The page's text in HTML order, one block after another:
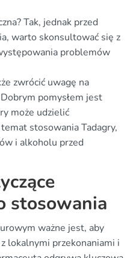
Tak, jednak przed
warto skonsultować się z
problemów
zwrócić uwagę na
pomysłem jest
może udzielić
stosowania Tadagry,
i alkoholu przed
stosowania
ważne jest, aby
lokalnymi przekonaniami i